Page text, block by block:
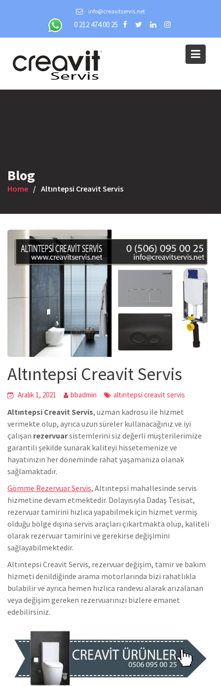
info@creavitservis.net
0 212 474 00 25
Blog
Home Altıntepsi Creavit Servis
Altıntepsi Creavit Servis
Aralık 1, 2021 bbadmin altıntepsi creavit servis
Altıntepsi Creavit Servis, uzman kadrosu ile hizmet
vermekte olup, ayrıca uzun süreler kullanacağınız ve iyi
çalışan rezervuarsistemlerini siz değerli müşterilerimize
garantili şekilde sunarak kaliteyi hissetemenize ve
hayatınızın her döneminde rahat yaşamanıza olanak
sağlamaktadır.
Gömme Rezervuar Servis, Altıntepsi mahallesinde servis
hizmetine devam etmektedir. Dolayısıyla Dadaş Tesisat,
rezervuar tamirini hızlıca yapabilmek için hizmet vermiş
olduğu bölge dışına servis araçları çıkartmakta olup, kaliteli
olarak rezervuar tamirini ve gerekirse değişimini
sağlayabilmektedir.
Altıntepsi Creavit Servis, rezervuar değişim, tamir ve bakım
hizmeti denildiğinde arama motorlarında bizi rahatlıkla
bulabilir ve ayrıca hemen hızlıca randevu alarak arızalanan
veya değişim gereken rezervuarınızı bizlere emanet
edebilirsiniz.